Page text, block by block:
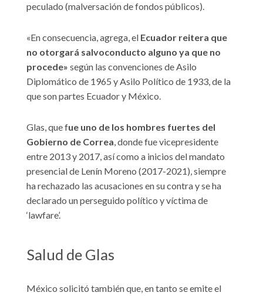
peculado (malversación de fondos públicos).
«En consecuencia, agrega, el Ecuador reitera que
no otorgará salvoconducto alguno ya que no
procede» según las convenciones de Asilo
Diplomático de 1965 y Asilo Político de 1933, de la
que son partes Ecuador y México.
Glas, que fue uno de los hombres fuertes del
Gobierno de Correa, donde fue vicepresidente
entre 2013 y 2017, así como a inicios del mandato
presencial de Lenín Moreno (2017-2021), siempre
ha rechazado las acusaciones en su contra y se ha
declarado un perseguido político y víctima de
‘lawfare’.
Salud de Glas
México solicitó también que, en tanto se emite el